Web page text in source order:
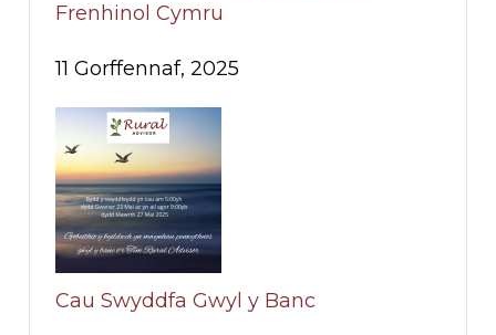
Frenhinol Cymru
11 Gorffennaf, 2025
Cau Swyddfa Gwyl y Banc